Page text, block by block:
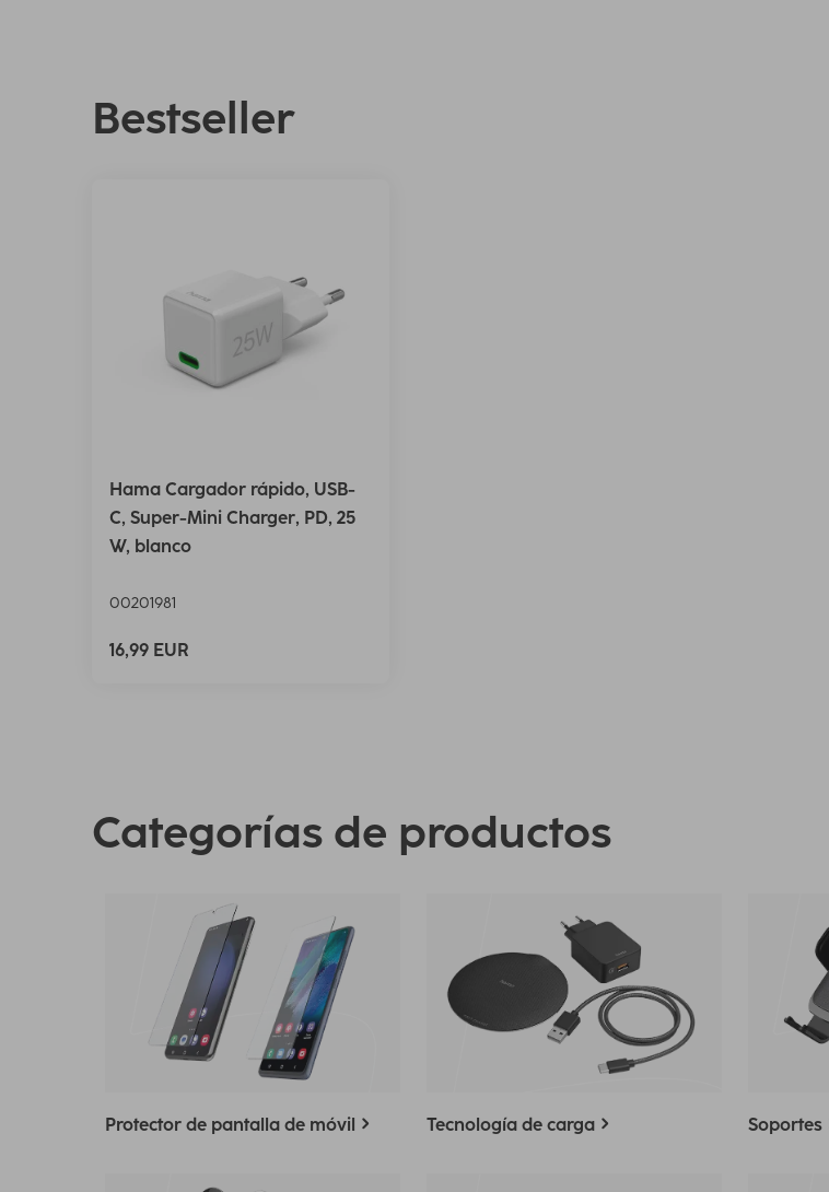
Bestseller
Hama Cargador rápido, USB-
C, Super-Mini Charger, PD, 25
W, blanco
00201981
16,99 EUR
Categorías de productos
Protector de pantalla de móvil Tecnología de carga Soportes